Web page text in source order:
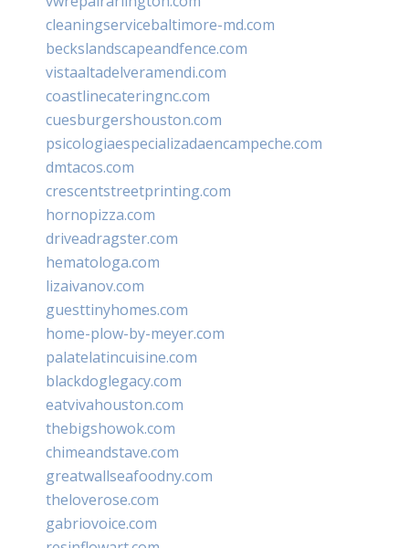
cleaningservicebaltimore-md.com
beckslandscapeandfence.com
vistaaltadelveramendi.com
coastlinecateringnc.com
cuesburgershouston.com
psicologiaespecializadaencampeche.com
dmtacos.com
crescentstreetprinting.com
hornopizza.com
driveadragster.com
hematologa.com
lizaivanov.com
guesttinyhomes.com
home-plow-by-meyer.com
palatelatincuisine.com
blackdoglegacy.com
eatvivahouston.com
thebigshowok.com
chimeandstave.com
greatwallseafoodny.com
theloverose.com
gabriovoice.com